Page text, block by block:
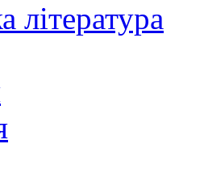
література